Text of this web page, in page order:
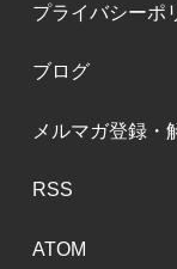
プライバシーポ
ブログ
メルマガ登録・
RSS
ATOM